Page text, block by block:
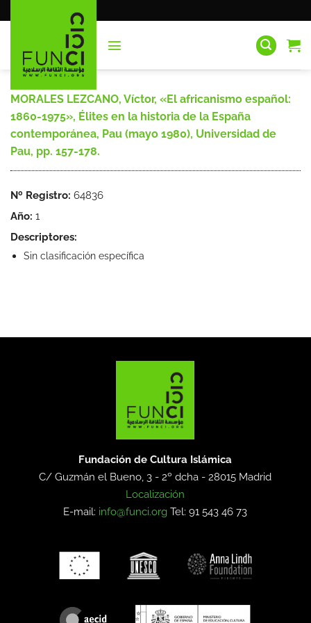
al
MORALES LEZCANO, Víctor, «El africanismo español:
1860-1975», Élites en la historia de la España
contemporánea, Pau (mayo 1980), Universidad de
Pau, pp. 157-178.
Nº Registro: 64836
Año: 1
Descriptores:
Sin clasificación específica
Fundación de Cultura Islámica
C/ Guzmán el Bueno, 3 - 2º dcha -28015 Madrid
Localización
E-mail: info@funci.org Tel: 91 543 46 73